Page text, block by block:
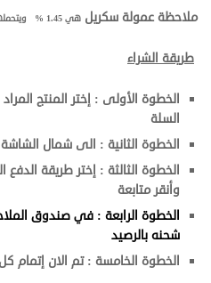
ملاحظة عمولة سكريل هي 1.45 % ويتحملها المستقبل دائما ..
طريقة الشراء
الخطوة الأولى : إختر المنتج
السلة
الخطوة الثانية : الى شمال
الخطوة الثالثة : إختر طريقة
وأنقر متابعة
الخطوة الرابعة : في صندوق
شحنه بالرصيد
الخطوة الخامسة : تم الان إتمام